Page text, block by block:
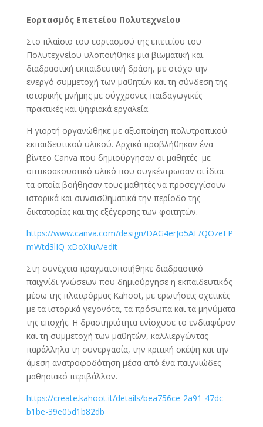
Εορτασμός Επετείου Πολυτεχνείου
Στο πλαίσιο του εορτασμού της επετείου του
Πολυτεχνείου υλοποιήθηκε μια βιωματική και
διαδραστική εκπαιδευτική δράση, με στόχο την
ενεργό συμμετοχή των μαθητών και τη σύνδεση της
ιστορικής μνήμης με σύγχρονες παιδαγωγικές
πρακτικές και ψηφιακά εργαλεία.
Η γιορτή οργανώθηκε με αξιοποίηση πολυτροπικού
εκπαιδευτικού υλικού. Αρχικά προβλήθηκαν ένα
βίντεο Canva που δημιούργησαν οι μαθητές με
οπτικοακουστικό υλικό που συγκέντρωσαν οι ίδιοι
τα οποία βοήθησαν τους μαθητές να προσεγγίσουν
ιστορικά και συναισθηματικά την περίοδο της
δικτατορίας και της εξέγερσης των φοιτητών.
https://www.canva.com/design/DAG4erJo5AE/QOzeEP
mWtd3lIQ-xDoXIuA/edit
Στη συνέχεια πραγματοποιήθηκε διαδραστικό
παιχνίδι γνώσεων που δημιούργησε η εκπαιδευτικός
μέσω της πλατφόρμας Kahoot, με ερωτήσεις σχετικές
με τα ιστορικά γεγονότα, τα πρόσωπα και τα μηνύματα
της εποχής. Η δραστηριότητα ενίσχυσε το ενδιαφέρον
και τη συμμετοχή των μαθητών, καλλιεργώντας
παράλληλα τη συνεργασία, την κριτική σκέψη και την
άμεση ανατροφοδότηση μέσα από ένα παιγνιώδες
μαθησιακό περιβάλλον.
https://create.kahoot.it/details/bea756ce-2a91-47dc-
b1be-39e05d1b82db